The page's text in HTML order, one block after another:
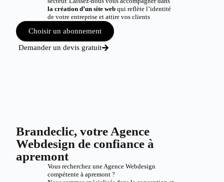
la création d’un site webqui reflète l’identité
de votre entreprise et attire vos clients
Choisir un abonnement
Demander un devis gratuit
Brandeclic, votre Agence
Webdesign de confiance à
apremont
Vous recherchez une Agence Webdesign
compétente à apremont ?